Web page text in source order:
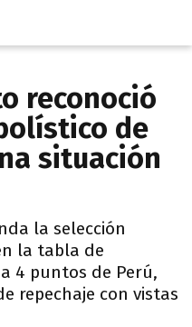
reconoció
de
situación
la selección
la tabla de
4 puntos de Perú,
repechaje con vistas